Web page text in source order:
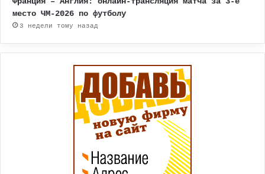
место ЧМ-2026 по футболу
3 недели тому назад